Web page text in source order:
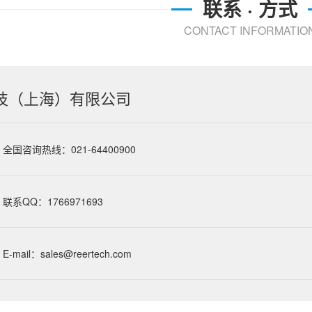
联系 · 方式
CONTACT
（上海）有限公司
全国咨询热线：021-64400900
联系QQ：1766971693
E-mail：sales@reertech.com